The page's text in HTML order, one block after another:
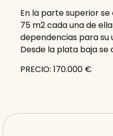
En la parte superior
75 m2 cada una de
dependencias para su
Desde la plata baja se
PRECIO: 170.000 €